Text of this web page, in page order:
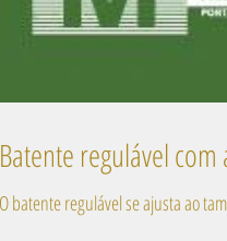
Batente regulável